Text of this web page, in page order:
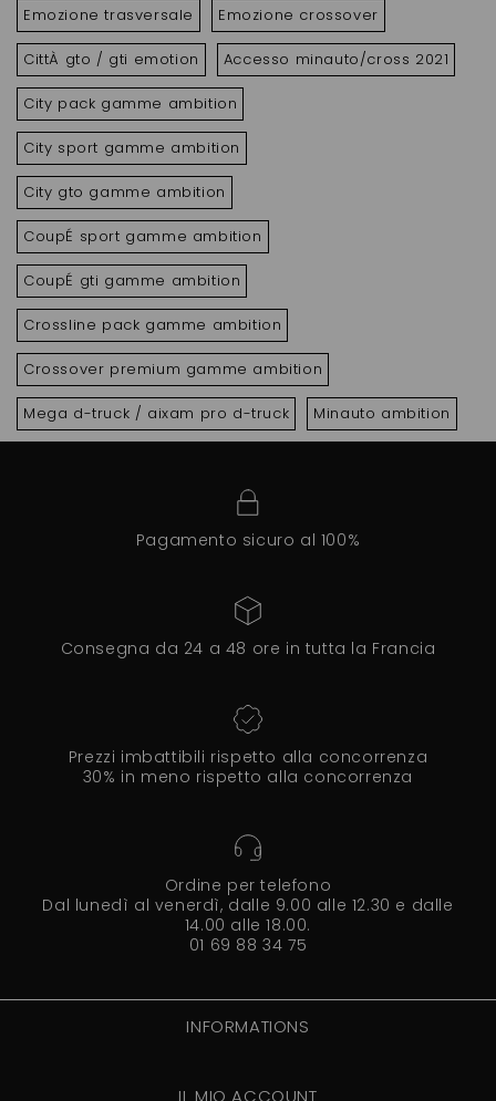
Emozione trasversale Emozione crossover
CittÀ gto / gti emotion Accesso minauto/cross 2021
City pack gamme ambition
City sport gamme ambition
City gto gamme ambition
CoupÉ sport gamme ambition
CoupÉ gti gamme ambition
Crossline pack gamme ambition
Crossover premium gamme ambition
Mega d-truck / aixam pro d-truck Minauto ambition
Pagamento sicuro al 100%
Consegna da 24 a 48 ore in tutta la Francia
Prezzi imbattibili rispetto alla concorrenza
30% in meno rispetto alla concorrenza
Ordine per telefono
Dal lunedì al venerdì, dalle 9.00 alle 12.30 e dalle
14.00 alle 18.00.
01 69 88 34 75
INFORMATIONS
IL MIO ACCOUNT